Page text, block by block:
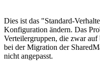
Dies ist das "Standard-
Konfiguration ändern. Das
Verteilergruppen, die zwar auf
bei der Migration der
nicht angepasst.